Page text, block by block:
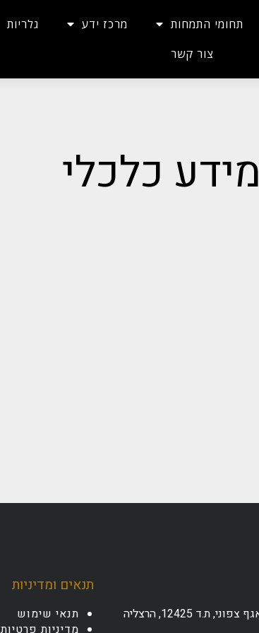
תחומי התמחות מרכז ידע גלריות
צור קשר
כלכלי
רח' החושלים 8, קומה 6, אגף צפוני, ת.ד 12425, הרצליה
תנאים ומדיניות
תנאי שימוש
מדיניות פרטיות